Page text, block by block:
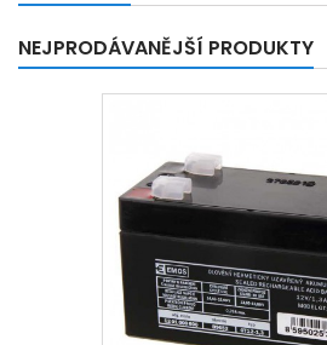
NEJPRODÁVANĚJŠÍ PRODUKTY